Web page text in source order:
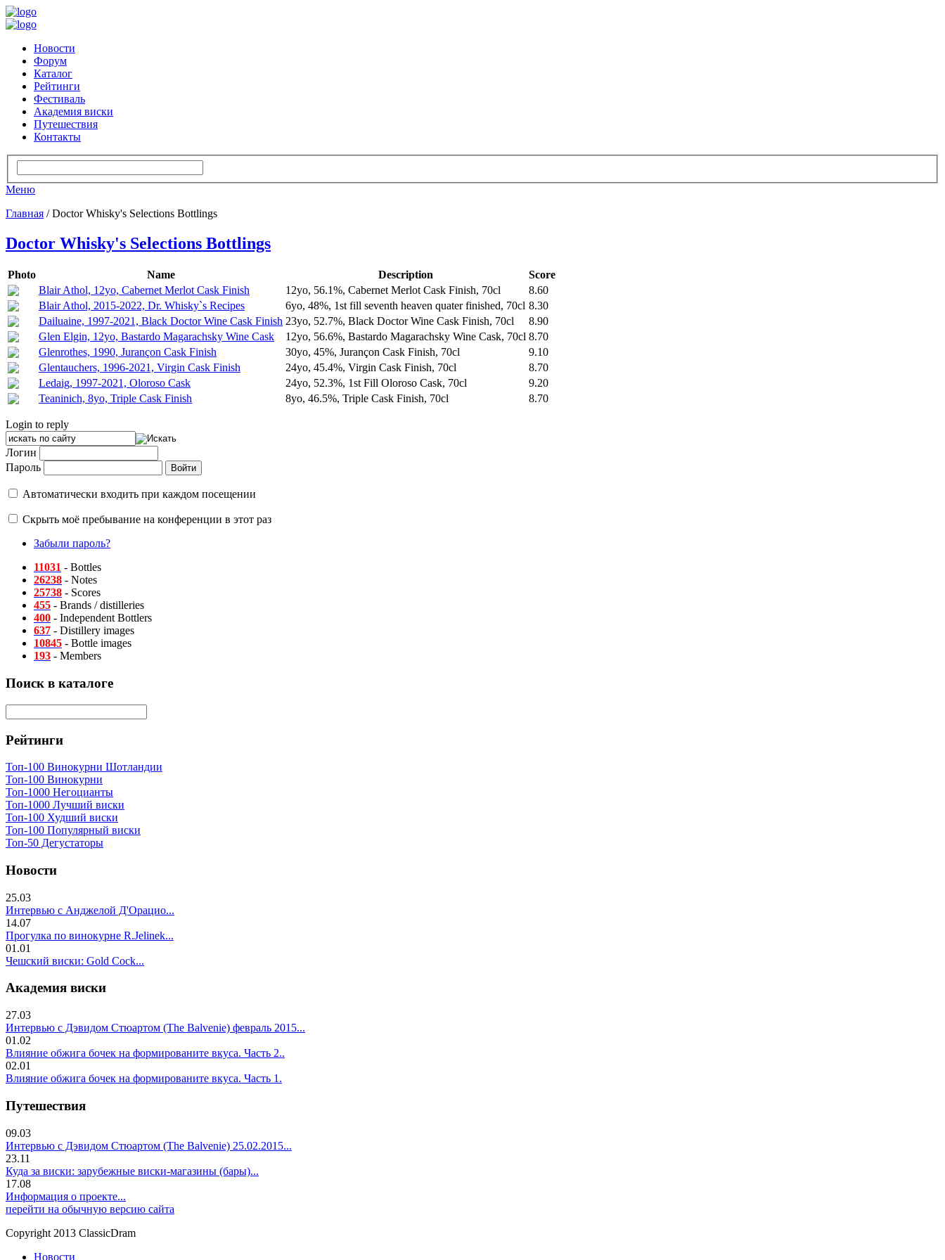
Новости
Форум
Каталог
Рейтинги
Фестиваль
Академия виски
Путешествия
Контакты
Меню
Главная / Doctor Whisky's Selections Bottlings
Doctor Whisky's Selections Bottlings
Photo Name Description
Score
Blair Athol, 12yo, Cabernet Merlot Cask Finish
12yo, 56.1%, Cabernet Merlot Cask Finish, 70cl
8.60
Blair Athol, 2015-2022, Dr. Whisky`s Recipes
6yo, 48%, 1st fill seventh heaven quater finished, 70cl 8.30
Dailuaine, 1997-2021, Black Doctor Wine Cask Finish 23yo, 52.7%, Black Doctor Wine Cask Finish, 70cl
8.90
Glen Elgin, 12yo, Bastardo Magarachsky Wine Cask
12yo, 56.6%, Bastardo Magarachsky Wine Cask, 70cl 8.70
Glenrothes, 1990, Jurançon Cask Finish
30yo, 45%, Jurançon Cask Finish, 70cl
9.10
Glentauchers, 1996-2021, Virgin Cask Finish
24yo, 45.4%, Virgin Cask Finish, 70cl
8.70
Ledaig, 1997-2021, Oloroso Cask
24yo, 52.3%, 1st Fill Oloroso Cask, 70cl
9.20
Teaninich, 8yo, Triple Cask Finish
8yo, 46.5%, Triple Cask Finish, 70cl 8.70
Login to reply
Логин
Пароль
Автоматически входить при каждом посещении
Скрыть моё пребывание на конференции в этот раз
Забыли пароль?
11031 - Bottles
26238 - Notes
25738 - Scores
455 - Brands / distilleries
400 - Independent Bottlers
637 - Distillery images
10845 - Bottle images
193 - Members
Поиск в каталоге
Рейтинги
Топ-100 Винокурни Шотландии
Топ-100 Винокурни
Топ-1000 Негоцианты
Топ-1000 Лучший виски
Топ-100 Худший виски
Топ-100 Популярный виски
Топ-50 Дегустаторы
Новости
25.03
Интервью с Анджелой Д'Орацио...
14.07
Прогулка по винокурне R.Jelinek...
01.01
Чешский виски: Gold Cock...
Академия виски
27.03
Интервью с Дэвидом Стюартом (The Balvenie) февраль 2015...
01.02
Влияние обжига бочек на формированите вкуса. Часть 2..
02.01
Влияние обжига бочек на формированите вкуса. Часть 1.
Путешествия
09.03
Интервью с Дэвидом Стюартом (The Balvenie) 25.02.2015...
23.11
Куда за виски: зарубежные виски-магазины (бары)...
17.08
Информация о проекте...
перейти на обычную версию сайта
Copyright 2013 ClassicDram
Новости